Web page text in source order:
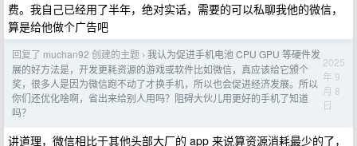
费。我自己已经用了半年，绝对实话，需要的可以私聊我他的微信，
算是给他做个广告吧
回复了 muchan92 创建的主题 › 我认为促进手机电池 CPU GPU 等硬件发
展的好方法是，开发更耗资源的游戏或软件比如微信，真应该给它颁个
奖，很多人是因为微信跑不动了才换手机，所以也会促进经济发展。所以
你们还优化啥啊，省出来给别人用吗？阻碍大伙儿用更好的手机了知道
吗？
2025
年 9
月 8
日
讲道理，微信相比于其他头部大厂的 app 来说算资源消耗最少的了，